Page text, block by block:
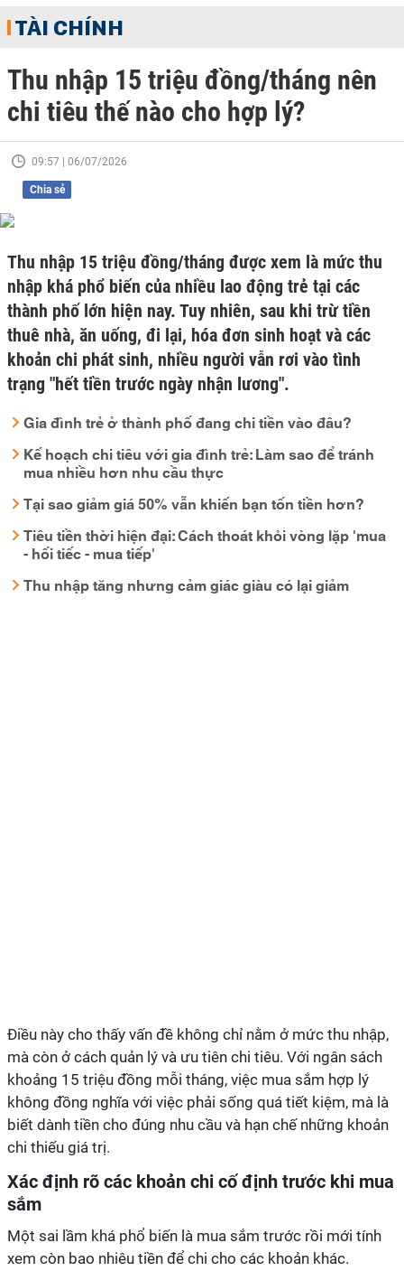
TÀI CHÍNH
Thu nhập 15 triệu đồng/tháng nên
chi tiêu thế nào cho hợp lý?
09:57 | 06/07/2026
Chia sẻ
Thu nhập 15 triệu đồng/tháng được xem là mức thu
nhập khá phổ biến của nhiều lao động trẻ tại các
thành phố lớn hiện nay. Tuy nhiên, sau khi trừ tiền
thuê nhà, ăn uống, đi lại, hóa đơn sinh hoạt và các
khoản chi phát sinh, nhiều người vẫn rơi vào tình
trạng "hết tiền trước ngày nhận lương".
Gia đình trẻ ở thành phố đang chi tiền vào đâu?
Kế hoạch chi tiêu với gia đình trẻ: Làm sao để tránh
mua nhiều hơn nhu cầu thực
Tại sao giảm giá 50% vẫn khiến bạn tốn tiền hơn?
Tiêu tiền thời hiện đại: Cách thoát khỏi vòng lặp 'mua
- hối tiếc - mua tiếp'
Thu nhập tăng nhưng cảm giác giàu có lại giảm
Điều này cho thấy vấn đề không chỉ nằm ở mức thu nhập,
mà còn ở cách quản lý và ưu tiên chi tiêu. Với ngân sách
khoảng 15 triệu đồng mỗi tháng, việc mua sắm hợp lý
không đồng nghĩa với việc phải sống quá tiết kiệm, mà là
biết dành tiền cho đúng nhu cầu và hạn chế những khoản
chi thiếu giá trị.
Xác định rõ các khoản chi cố định trước khi mua
sắm
Một sai lầm khá phổ biến là mua sắm trước rồi mới tính
xem còn bao nhiêu tiền để chi cho các khoản khác.